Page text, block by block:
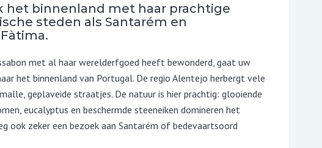
het binnenland met haar prachtige
steden als Santarém en
met al haar werelderfgoed heeft bewonderd, gaat uw
het binnenland van Portugal. De regio Alentejo herbergt vele
geplaveide straatjes. De natuur is hier prachtig: glooiende
eucalyptus en beschermde steeneiken domineren het
ook zeker een bezoek aan Santarém of bedevaartsoord